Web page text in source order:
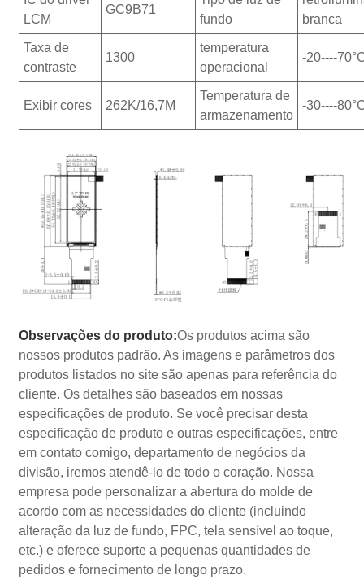
LCM
GC9B71
fundo
branca
Taxa de
contraste
1300
temperatura
operacional
-20----
Exibir cores 262K/16,7M
Temperatura de
armazenamento
-30----
Observações do produto:Os produtos acima são
nossos produtos padrão. As imagens e parâmetros dos
produtos listados no site são apenas para referência do
cliente. Os detalhes são baseados em nossas
especificações de produto. Se você precisar desta
especificação de produto e outras especificações, entre
em contato comigo, departamento de negócios da
divisão, iremos atendê-lo de todo o coração. Nossa
empresa pode personalizar a abertura do molde de
acordo com as necessidades do cliente (incluindo
alteração da luz de fundo, FPC, tela sensível ao toque,
etc.) e oferece suporte a pequenas quantidades de
pedidos e fornecimento de longo prazo.